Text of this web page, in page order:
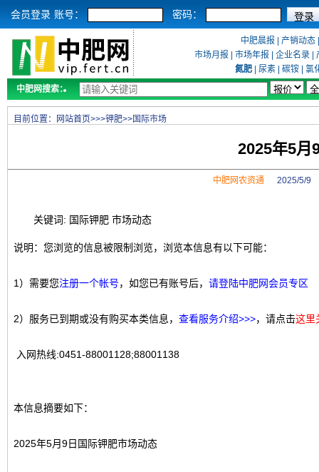
会员登录 账号： 密码：
中肥晨报 产销动态
市场月报
市场年报 企业名录
氮肥
尿素 碳铵
氯
中肥网搜索：
目前位置： 网站首页>>>钾肥>>国际市场
2025年5月
中肥网农资通2025/5/9
关键词: 国际钾肥 市场动态
说明：您浏览的信息被限制浏览，浏览本信息有以下可能：
1）需要您注册一个帐号，如您已有账号后， 请登陆中肥网会员专区
2）服务已到期或没有购买本类信息， 查看服务介绍>>>，请点击这里
入网热线:0451-88001128;88001138
本信息摘要如下：
2025年5月9日国际钾肥市场动态